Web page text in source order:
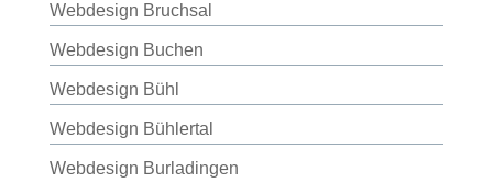
Webdesign Bruchsal
Webdesign Buchen
Webdesign Bühl
Webdesign Bühlertal
Webdesign Burladingen